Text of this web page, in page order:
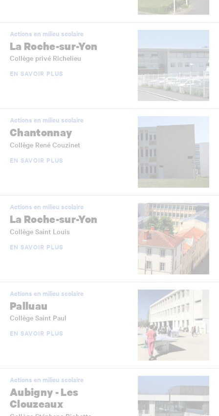
Actions en milieu scolaire
La Roche-sur-Yon
Collège privé Richelieu
EN SAVOIR PLUS
Actions en milieu scolaire
Chantonnay
Collège René Couzinet
EN SAVOIR PLUS
Actions en milieu scolaire
La Roche-sur-Yon
Collège Saint Louis
EN SAVOIR PLUS
Actions en milieu scolaire
Palluau
Collège Saint Paul
EN SAVOIR PLUS
Actions en milieu scolaire
Aubigny - Les
Clouzeaux